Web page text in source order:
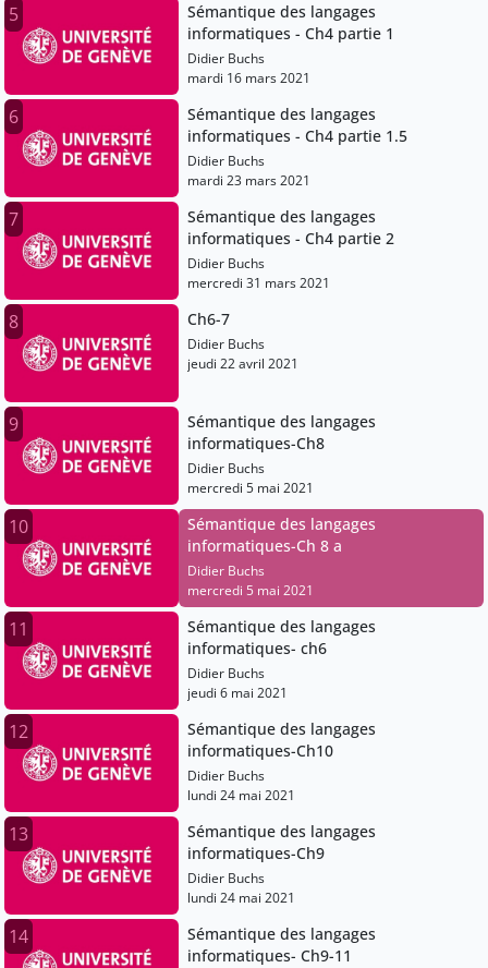
5
Sémantique des langages
informatiques - Ch4 partie 1
Didier Buchs
mardi 16 mars 2021
6
Sémantique des langages
informatiques - Ch4 partie 1.5
Didier Buchs
mardi 23 mars 2021
7
Sémantique des langages
informatiques - Ch4 partie 2
Didier Buchs
mercredi 31 mars 2021
8 Ch6-7
Didier Buchs
jeudi 22 avril 2021
9
Sémantique des langages
informatiques-Ch8
Didier Buchs
mercredi 5 mai 2021
10
Sémantique des langages
informatiques-Ch 8 a
Didier Buchs
mercredi 5 mai 2021
11
Sémantique des langages
informatiques- ch6
Didier Buchs
jeudi 6 mai 2021
12
Sémantique des langages
informatiques-Ch10
Didier Buchs
lundi 24 mai 2021
13
Sémantique des langages
informatiques-Ch9
Didier Buchs
lundi 24 mai 2021
14
Sémantique des langages
informatiques- Ch9-11